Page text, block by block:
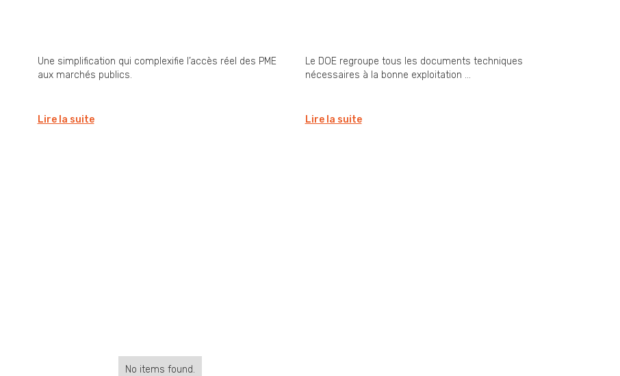
Une simplification qui complexifie l’accès réel des PME
aux marchés publics.
Lire la suite
Le DOE regroupe tous les documents techniques
nécessaires à la bonne exploitation ...
Lire la suite
No items found.